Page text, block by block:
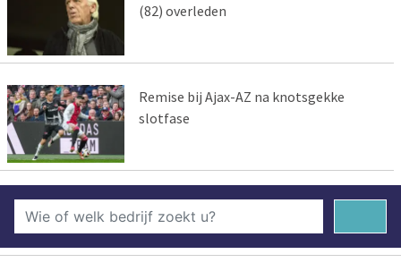
(82) overleden
Remise bij Ajax-AZ na knotsgekke
slotfase